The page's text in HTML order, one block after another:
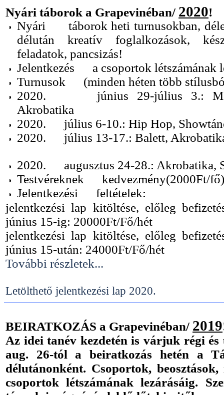
Nyári táborok a Grapevinéban/ 2020!
Nyári táborok heti turnusokban,
délután kreatív foglalkozások,
feladatok, pancsizás!
Jelentkezés a csoportok létszámának
Turnusok (minden héten több
2020. június 29-július 3.:
Akrobatika
2020. július 6-10.: Hip Hop,
2020. július 13-17.: Balett,
2020. augusztus 24-28.: Akrobatika,
Testvéreknek kedvezmény(2000Ft/
Jelentkezési feltételek:
jelentkezési lap kitöltése, előleg
június 15-ig: 20000Ft/Fő/hét
jelentkezési lap kitöltése, előleg
június 15-után: 24000Ft/Fő/hét
További részletek...
Letölthető jelentkezési lap 2020.
BEIRATKOZÁS a Grapevinéban/ 2019
Az idei tanév kezdetén is várjuk régi
aug. 26-tól a beiratkozás hetén a
délutánonként. Csoportok,
csoportok létszámának lezárásáig.